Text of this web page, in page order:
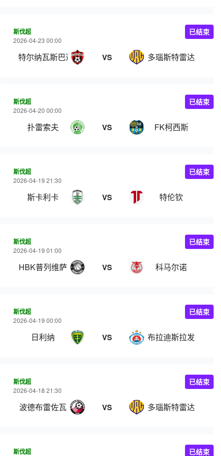
斯伐超
2026-04-23 00:00
特尔纳瓦斯巴达克 VS 多瑙斯特雷达
已结束
斯伐超
2026-04-20 00:00
扑雷索夫 VS FK柯西斯
已结束
斯伐超
2026-04-19 21:30
斯卡利卡 VS 特伦钦
已结束
斯伐超
2026-04-19 01:00
HBK普列维萨 VS 科马尔诺
已结束
斯伐超
2026-04-19 00:00
日利纳 VS 布拉迪斯拉发
已结束
斯伐超
2026-04-18 21:30
波德布雷佐瓦 VS 多瑙斯特雷达
已结束
斯伐超 已结束